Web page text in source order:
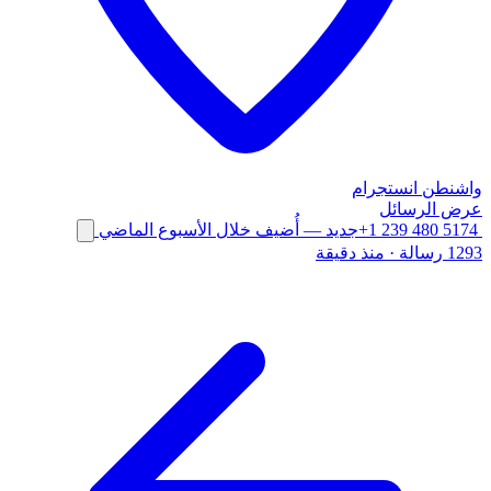
واشنطن انستجرام
عرض الرسائل
+1 239 480 5174جديد — أُضيف خلال الأسبوع الماضي
1293 رسالة
· منذ دقيقة